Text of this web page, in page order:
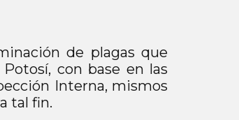
de plagas que
con base en las
Interna, mismos
tal fin.